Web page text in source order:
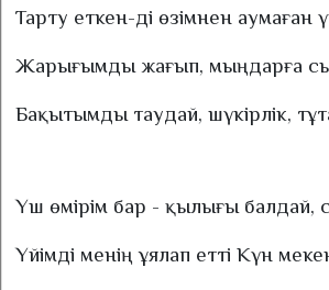
Тарту еткен-ді өзімнен аумаған
Жарығымды жағып, мыңдарға
Бақытымды таудай, шүкірлік,
Үш өмірім бар - қылығы балдай,
Үйімді менің ұялап етті Күн